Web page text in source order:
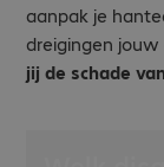
aanpak je
dreigingen
jij de schade